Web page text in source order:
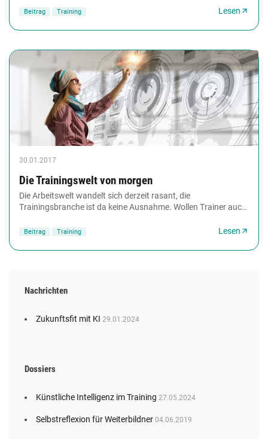
Beitrag Training Lesen
30.01.2017
Die Trainingswelt von morgen
Die Arbeitswelt wandelt sich derzeit rasant, die
Trainingsbranche ist da keine Ausnahme. Wollen Trainer auch
Beitrag Training Lesen
Nachrichten
Zukunftsfit mit KI 29.01.2024
Dossiers
Künstliche Intelligenz im Training 27.05.2024
Selbstreflexion für Weiterbildner 04.06.2019